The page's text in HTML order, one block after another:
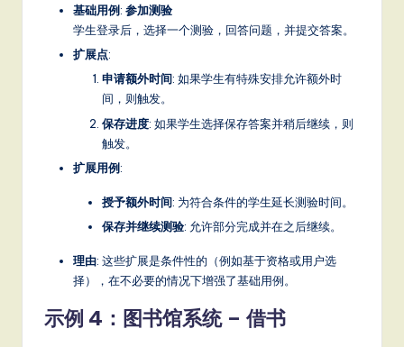
基础用例: 参加测验
学生登录后，选择一个测验，回答问题，并提交答案。
扩展点:
申请额外时间: 如果学生有特殊安排允许额外时
间，则触发。
保存进度: 如果学生选择保存答案并稍后继续，则
触发。
扩展用例:
授予额外时间: 为符合条件的学生延长测验时间。
保存并继续测验: 允许部分完成并在之后继续。
理由: 这些扩展是条件性的（例如基于资格或用户选
择），在不必要的情况下增强了基础用例。
示例 4：图书馆系统 – 借书